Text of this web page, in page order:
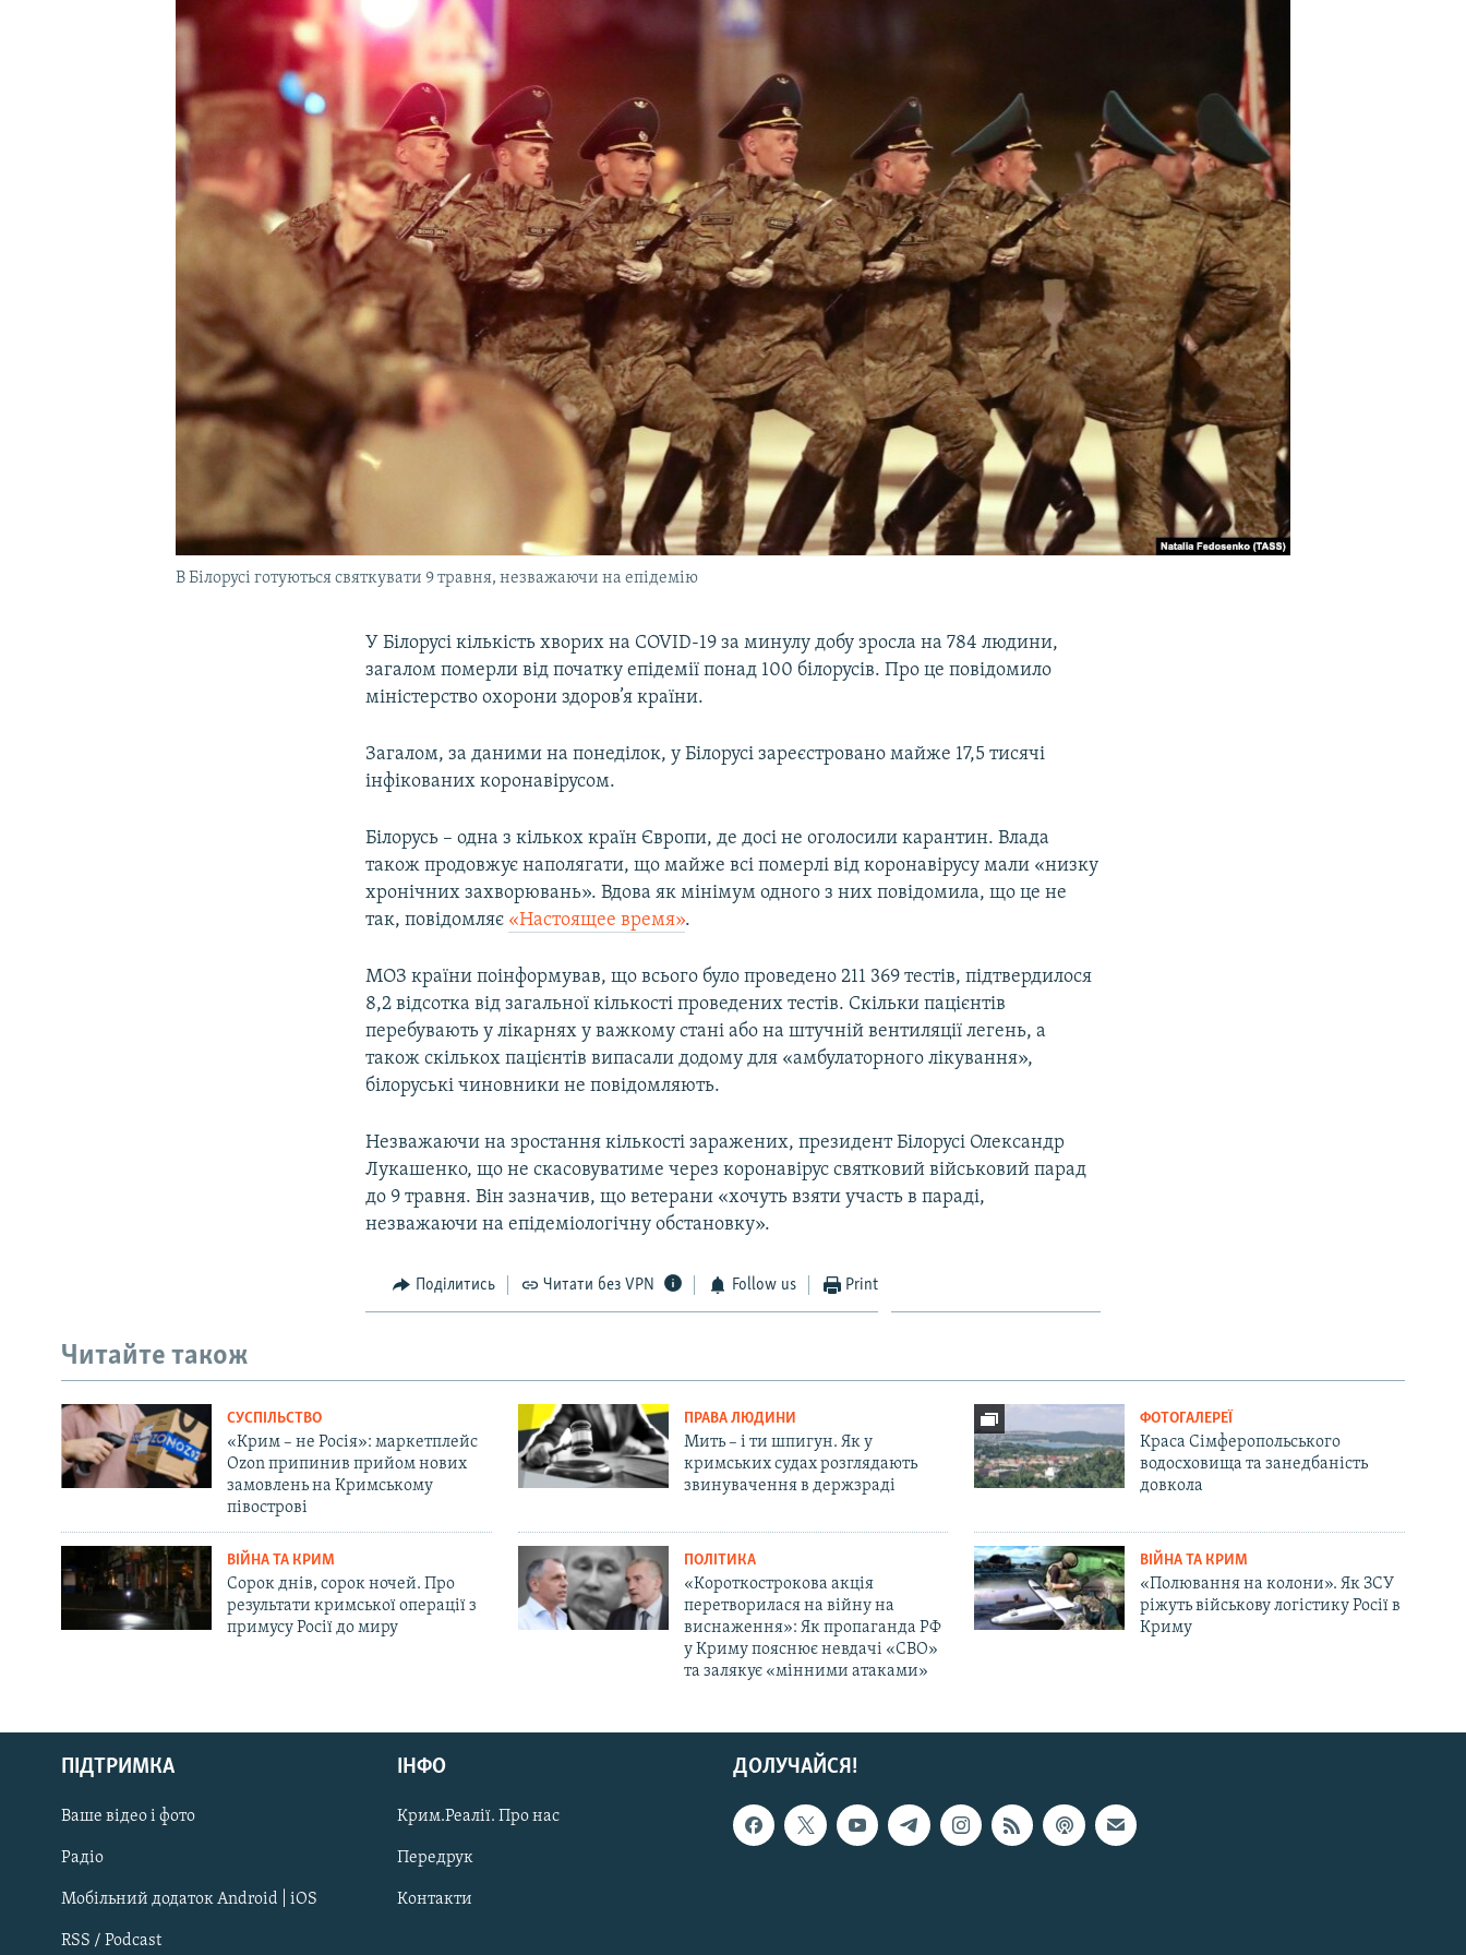
УКРАЇНСЬКА ПРОБЛЕМА КРИМУ
Русский
Qırımtatar
ДОЛУЧАЙСЯ!
В Білорусі готуються святкувати 9 травня, незважаючи на епідемію
У Білорусі кількість хворих на COVID-19 за минулу добу зросла на 784 людини,
загалом померли від початку епідемії понад 100 білорусів. Про це повідомило
міністерство охорони здоров’я країни.
Загалом, за даними на понеділок, у Білорусі зареєстровано майже 17,5 тисячі
інфікованих коронавірусом.
Білорусь – одна з кількох країн Європи, де досі не оголосили карантин. Влада
також продовжує наполягати, що майже всі померлі від коронавірусу мали «низку
хронічних захворювань». Вдова як мінімум одного з них повідомила, що це не
так, повідомляє «Настоящее время».
МОЗ країни поінформував, що всього було проведено 211 369 тестів, підтвердилося
8,2 відсотка від загальної кількості проведених тестів. Скільки пацієнтів
перебувають у лікарнях у важкому стані або на штучній вентиляції легень, а
також скількох пацієнтів випасали додому для «амбулаторного лікування»,
білоруські чиновники не повідомляють.
Незважаючи на зростання кількості заражених, президент Білорусі Олександр
Лукашенко, що не скасовуватиме через коронавірус святковий військовий парад
до 9 травня. Він зазначив, що ветерани «хочуть взяти участь в параді,
незважаючи на епідеміологічну обстановку».
Поділитись Читати без VPN Follow us Print
Читайте також
СУСПІЛЬСТВО
«Крим – не Росія»: маркетплейс
Ozon припинив прийом нових
замовлень на Кримському
півострові
ПРАВА ЛЮДИНИ
Мить – і ти шпигун. Як у
кримських судах розглядають
звинувачення в держзраді
ФОТОГАЛЕРЕЇ
Краса Сімферопольського
водосховища та занедбаність
довкола
ВІЙНА ТА КРИМ
Сорок днів, сорок ночей. Про
результати кримської операції з
примусу Росії до миру
ПОЛІТИКА
«Короткострокова акція
перетворилася на війну на
виснаження»: Як пропаганда РФ
у Криму пояснює невдачі «СВО»
та залякує «мінними атаками»
ВІЙНА ТА КРИМ
«Полювання на колони». Як ЗСУ
ріжуть військову логістику Росії в
Криму
ДОЛУЧАЙСЯ!
ПІДТРИМКА
Ваше відео і фото
Радіо
Мобільний додаток Android | iOS
RSS / Podcast
ІНФО
Крим.Реалії. Про нас
Передрук
Контакти